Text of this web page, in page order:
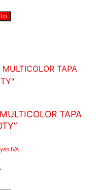
TAPA
IVA